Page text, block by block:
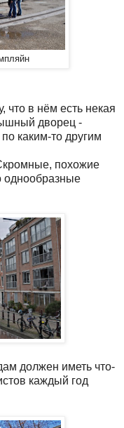
что в нём есть некая
дворец -
каким-то другим
похожие
однообразные
должен иметь что-
каждый год